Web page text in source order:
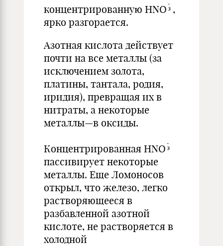
концентрированную HNO ,
ярко разгорается.
Азотная кислота действует
почти на все металлы (за
исключением золота,
платины, тантала, родия,
иридия), превращая их в
нитраты, а некоторые
металлы—в оксиды.
Концентрированная HNO
пассивирует некоторые
металлы. Еще Ломоносов
открыл, что железо, легко
растворяющееся в
разбавленной азотной
кислоте, не растворяется в
холодной